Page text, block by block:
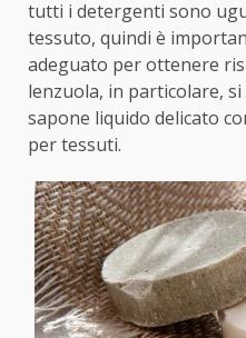
tutti i detergenti sono
tessuto, quindi è
adeguato per ottenere
lenzuola, in particolare,
sapone liquido delicato
per tessuti.